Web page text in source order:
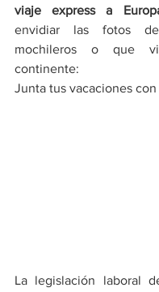
viaje express a
envidiar las fotos
mochileros o que
continente:
Junta tus vacaciones
La legislación laboral